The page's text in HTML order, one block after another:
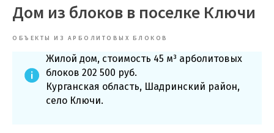
Дом из блоков в поселке Ключи
ОБЪЕКТЫ ИЗ АРБОЛИТОВЫХ БЛОКОВ
Жилой дом, стоимость 45 м³ арболитовых
блоков 202 500 руб.
Курганская область, Шадринский район,
село Ключи.